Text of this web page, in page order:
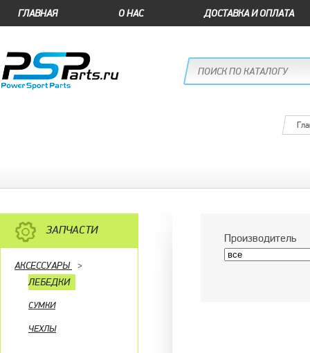
ГЛАВНАЯ О НАС ДОСТАВКА И ОПЛАТА
ЗАПЧАСТИ
АКСЕССУАРЫ >
ЛЕБЕДКИ
СУМКИ
ЧЕХЛЫ
Производитель